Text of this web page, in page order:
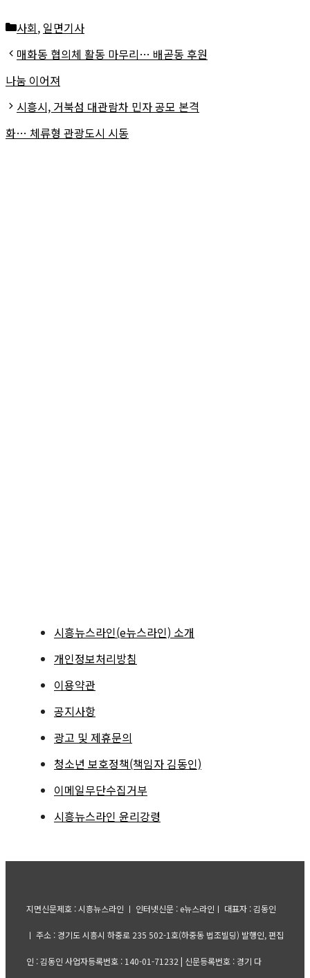
카
테
고
리
사회, 일면기사
매화동 협의체 활동 마무리… 배곧동 후원
나눔 이어져
시흥시, 거북섬 대관람차 민자 공모 본격
화… 체류형 관광도시 시동
시흥뉴스라인(e뉴스라인) 소개
개인정보처리방침
이용약관
공지사항
광고 및 제휴문의
청소년 보호정책(책임자 김동인)
이메일무단수집거부
시흥뉴스라인 윤리강령
지면신문제호 : 시흥뉴스라인 ㅣ 인터넷신문 : e뉴스라인ㅣ 대표자 : 김동인
ㅣ 주소 : 경기도 시흥시 하중로 235 502-1호(하중동 법조빌딩) 발행인, 편집
인 : 김동인 사업자등록번호 : 140-01-71232 | 신문등록번호 : 경기 다